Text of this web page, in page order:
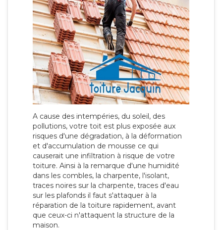
A cause des intempéries, du soleil, des
pollutions, votre toit est plus exposée aux
risques d'une dégradation, à la déformation
et d'accumulation de mousse ce qui
causerait une infiltration à risque de votre
toiture. Ainsi à la remarque d'une humidité
dans les combles, la charpente, l'isolant,
traces noires sur la charpente, traces d'eau
sur les plafonds il faut s'attaquer à la
réparation de la toiture rapidement, avant
que ceux-ci n'attaquent la structure de la
maison.